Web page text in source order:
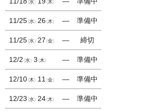
水 木
11/25 水 26 木 ― 準備中
11/25 水 27 金 ― 締切
12/2 水 3 木 ― 準備中
12/10 木 11 金 ― 準備中
12/23 水 24 木 ― 準備中